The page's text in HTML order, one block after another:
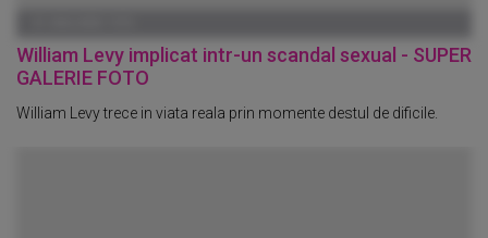
William Levy implicat intr-un scandal sexual - SUPER
GALERIE FOTO
William Levy trece in viata reala prin momente destul de dificile.